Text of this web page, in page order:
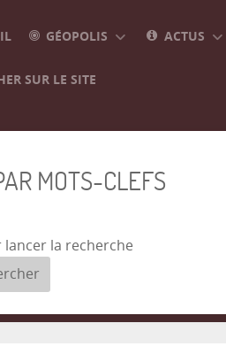
GÉOPOLIS ACTUS
SUR LE SITE
MOTS-CLEFS
lancer la recherche